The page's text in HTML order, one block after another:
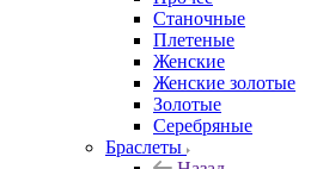
Станочные
Плетеные
Женские
Женские золотые
Золотые
Серебряные
Браслеты